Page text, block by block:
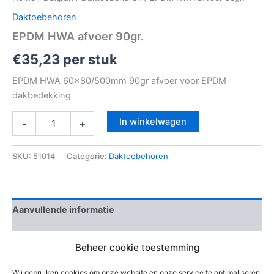
Beheer cookie toestemming
Daktoebehoren
EPDM HWA afvoer 90gr.
€35,23 per stuk
EPDM HWA 60×80/500mm 90gr afvoer voor EPDM
dakbedekking
- + In winkelwagen
SKU: 51014 Categorie: Daktoebehoren
Aanvullende informatie
Beoordelingen (0)